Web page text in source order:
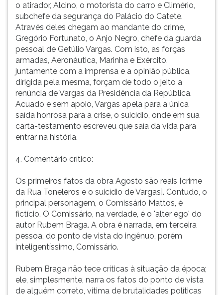
o atirador, Alcino, o motorista do carro e Climério,
subchefe da segurança do Palácio do Catete.
Através deles chegam ao mandante do crime,
Gregório Fortunato, o Anjo Negro, chefe da guarda
pessoal de Getúlio Vargas. Com isto, as forças
armadas, Aeronáutica, Marinha e Exército,
juntamente com a imprensa e a opinião pública,
dirigida pela mesma, forçam de todo o jeito a
renúncia de Vargas da Presidência da República.
Acuado e sem apoio, Vargas apela para a única
saída honrosa para a crise, o suicídio, onde em sua
carta-testamento escreveu que saía da vida para
entrar na história.
4. Comentário crítico:
Os primeiros fatos da obra Agosto são reais [crime
da Rua Toneleros e o suicídio de Vargas]. Contudo, o
principal personagem, o Comissário Mattos, é
fictício. O Comissário, na verdade, é o 'alter ego' do
autor Rubem Braga. A obra é narrada, em terceira
pessoa, do ponto de vista do ingênuo, porém
inteligentíssimo, Comissário.
Rubem Braga não tece críticas à situação da época;
ele, simplesmente, narra os fatos do ponto de vista
de alguém correto, vítima de brutalidades políticas